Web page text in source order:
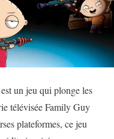
est un jeu qui plonge les
télévisée Family Guy
plateformes, ce jeu